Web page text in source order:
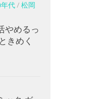
代/ 松岡
やめるっ
きめく